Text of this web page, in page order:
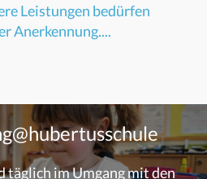
Leistungen bedürfen
Anerkennung....
täglich im Umgang mit den